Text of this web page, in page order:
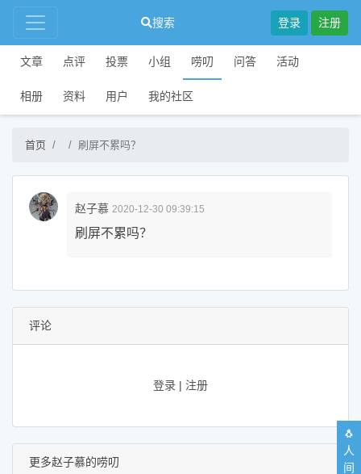
搜索 登录 注册
文章 点评 投票 小组 唠叨 问答 活动
相册 资料 用户 我的社区
首页 刷屏不累吗？
赵子慕 2020-12-30 09:39:15
刷屏不累吗？
评论
登录 | 注册
更多赵子慕的唠叨
🐧
人
间